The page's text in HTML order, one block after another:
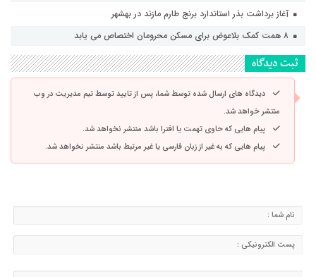
آغاز برداشت بذر استاندارد برنج طارم مازند در بهشهر
ثبت دیدگاه
دیدگاه های ارسال شده توسط شما، پس از تایید توسط تیم مدیریت در وب
منتشر خواهد شد.
پیام هایی که حاوی تهمت یا افترا باشد منتشر نخواهد شد.
پیام هایی که به غیر از زبان فارسی یا غیر مرتبط باشد منتشر نخواهد شد.